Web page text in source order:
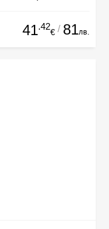
41.42
€ / 81лв.